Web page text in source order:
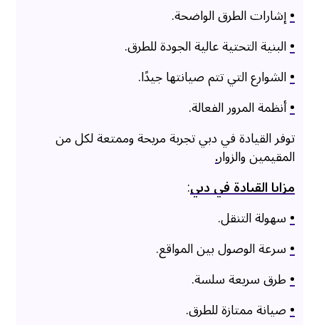
•إشارات الطرق الواضحة.
•البنية التحتية عالية الجودة للطرق.
•الشوارع التي تتم صيانتها جيدًا.
•أنظمة المرور الفعالة.
توفر القيادة في دبي تجربة مريحة وممتعة لكل من
المقيمين والزوار.
مزايا القيادة في دبي:
•سهولة التنقل.
•سرعة الوصول بين المواقع.
•طرق سريعة سلسة.
•صيانة ممتازة للطرق.